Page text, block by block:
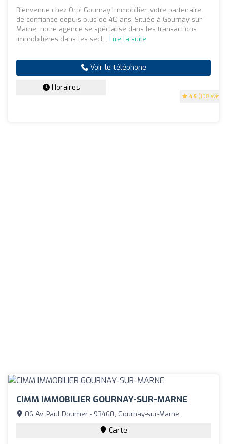
4.5 (108 avis)
Bienvenue chez Orpi Gournay Immobilier, votre partenaire
de confiance depuis plus de 40 ans. Située à Gournay-sur-
Marne, notre agence se spécialise dans les transactions
immobilières dans les sect... Lire la suite
Voir le téléphone
Horaires
CIMM IMMOBILIER GOURNAY-SUR-MARNE
06 Av. Paul Doumer - 93460, Gournay-sur-Marne
Carte